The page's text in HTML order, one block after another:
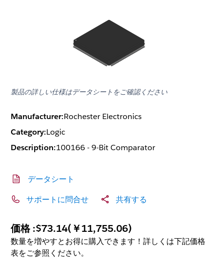
製品の詳しい仕様はデータシートをご確認ください
Manufacturer:Rochester Electronics
Category:Logic
Description:100166 - 9-Bit Comparator
データシート
サポートに問合せ 共有する
価格 :$73.14(￥11,755.06)
数量を増やすとお得に購入できます！詳しくは下記価格
表をご参照ください。